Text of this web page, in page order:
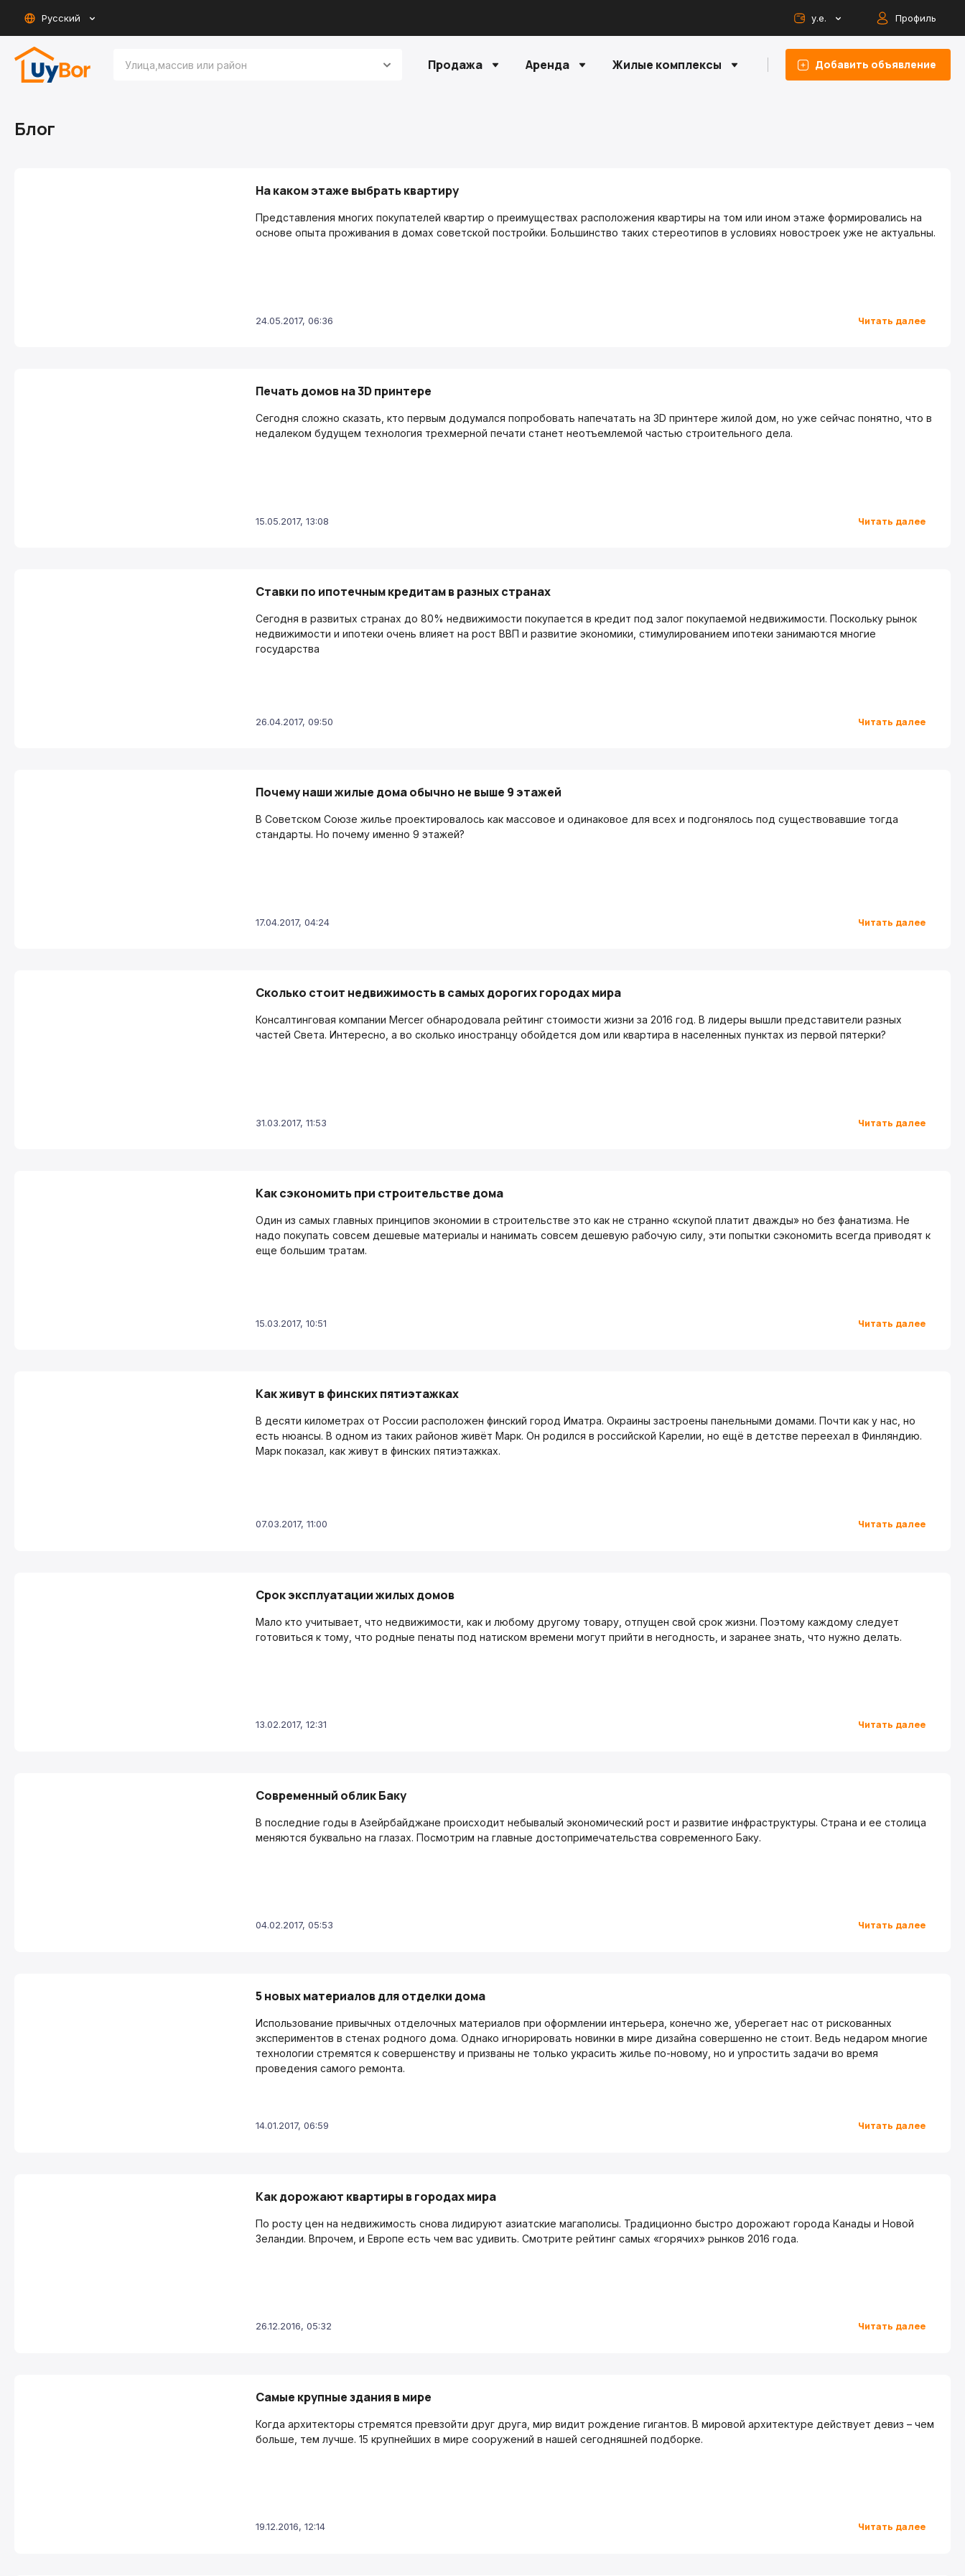
Русский у.е. Профиль
Продажа Аренда Жилые комплексы Добавить объявление
Блог
На каком этаже выбрать квартиру
Представления многих покупателей квартир о преимуществах расположения квартиры на том или ином этаже формировались на
основе опыта проживания в домах советской постройки. Большинство таких стереотипов в условиях новостроек уже не актуальны.
24.05.2017, 06:36 Читать далее
Печать домов на 3D принтере
Сегодня сложно сказать, кто первым додумался попробовать напечатать на 3D принтере жилой дом, но уже сейчас понятно, что в
недалеком будущем технология трехмерной печати станет неотъемлемой частью строительного дела.
15.05.2017, 13:08 Читать далее
Ставки по ипотечным кредитам в разных странах
Сегодня в развитых странах до 80% недвижимости покупается в кредит под залог покупаемой недвижимости. Поскольку рынок
недвижимости и ипотеки очень влияет на рост ВВП и развитие экономики, стимулированием ипотеки занимаются многие
государства
26.04.2017, 09:50 Читать далее
Почему наши жилые дома обычно не выше 9 этажей
В Советском Союзе жилье проектировалось как массовое и одинаковое для всех и подгонялось под существовавшие тогда
стандарты. Но почему именно 9 этажей?
17.04.2017, 04:24 Читать далее
Сколько стоит недвижимость в самых дорогих городах мира
Консалтинговая компании Mercer обнародовала рейтинг стоимости жизни за 2016 год. В лидеры вышли представители разных
частей Света. Интересно, а во сколько иностранцу обойдется дом или квартира в населенных пунктах из первой пятерки?
31.03.2017, 11:53 Читать далее
Как сэкономить при строительстве дома
Один из самых главных принципов экономии в строительстве это как не странно «скупой платит дважды» но без фанатизма. Не
надо покупать совсем дешевые материалы и нанимать совсем дешевую рабочую силу, эти попытки сэкономить всегда приводят к
еще большим тратам.
15.03.2017, 10:51 Читать далее
Как живут в финских пятиэтажках
В десяти километрах от России расположен финский город Иматра. Окраины застроены панельными домами. Почти как у нас, но
есть нюансы. В одном из таких районов живёт Марк. Он родился в российской Карелии, но ещё в детстве переехал в Финляндию.
Марк показал, как живут в финских пятиэтажках.
07.03.2017, 11:00 Читать далее
Срок эксплуатации жилых домов
Мало кто учитывает, что недвижимости, как и любому другому товару, отпущен свой срок жизни. Поэтому каждому следует
готовиться к тому, что родные пенаты под натиском времени могут прийти в негодность, и заранее знать, что нужно делать.
13.02.2017, 12:31 Читать далее
Современный облик Баку
В последние годы в Азейрбайджане происходит небывалый экономический рост и развитие инфраструктуры. Страна и ее столица
меняются буквально на глазах. Посмотрим на главные достопримечательства современного Баку.
04.02.2017, 05:53 Читать далее
5 новых материалов для отделки дома
Использование привычных отделочных материалов при оформлении интерьера, конечно же, уберегает нас от рискованных
экспериментов в стенах родного дома. Однако игнорировать новинки в мире дизайна совершенно не стоит. Ведь недаром многие
технологии стремятся к совершенству и призваны не только украсить жилье по-новому, но и упростить задачи во время
проведения самого ремонта.
14.01.2017, 06:59 Читать далее
Как дорожают квартиры в городах мира
По росту цен на недвижимость снова лидируют азиатские магаполисы. Традиционно быстро дорожают города Канады и Новой
Зеландии. Впрочем, и Европе есть чем вас удивить. Смотрите рейтинг самых «горячих» рынков 2016 года.
26.12.2016, 05:32 Читать далее
Самые крупные здания в мире
Когда архитекторы стремятся превзойти друг друга, мир видит рождение гигантов. В мировой архитектуре действует девиз – чем
больше, тем лучше. 15 крупнейших в мире сооружений в нашей сегодняшней подборке.
19.12.2016, 12:14 Читать далее